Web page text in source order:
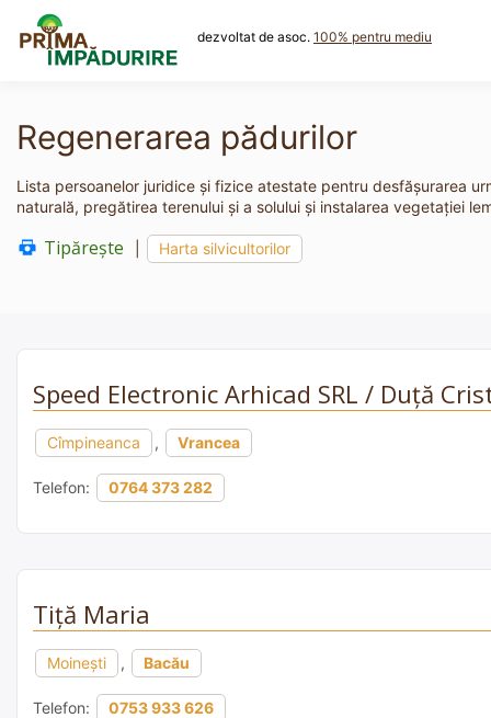
content
dezvoltat de asoc. 100% pentru mediu
Regenerarea pădurilor
Lista persoanelor juridice și fizice atestate pentru desfășurarea
naturală, pregătirea terenului şi a solului şi instalarea vegetaţiei
Tipărește Harta silvicultorilor
Speed Electronic Arhicad SRL / Duță
Cîmpineanca , Vrancea
Telefon: 0764 373 282
Tiță Maria
Moinești , Bacău
Telefon: 0753 933 626